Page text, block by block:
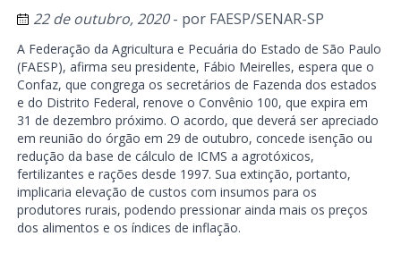
22 de outubro, 2020- por FAESP/SENAR-SP
A Federação da Agricultura e Pecuária do Estado de São Paulo
(FAESP), afirma seu presidente, Fábio Meirelles, espera que o
Confaz, que congrega os secretários de Fazenda dos estados
e do Distrito Federal, renove o Convênio 100, que expira em
31 de dezembro próximo. O acordo, que deverá ser apreciado
em reunião do órgão em 29 de outubro, concede isenção ou
redução da base de cálculo de ICMS a agrotóxicos,
fertilizantes e rações desde 1997. Sua extinção, portanto,
implicaria elevação de custos com insumos para os
produtores rurais, podendo pressionar ainda mais os preços
dos alimentos e os índices de inflação.